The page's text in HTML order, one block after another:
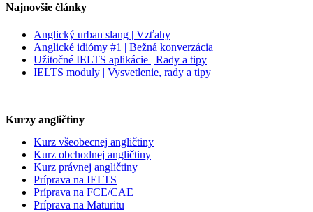
Najnovšie články
Anglický urban slang | Vzťahy
Anglické idiómy #1 | Bežná konverzácia
Užitočné IELTS aplikácie | Rady a tipy
IELTS moduly | Vysvetlenie, rady a tipy
Kurzy angličtiny
Kurz všeobecnej angličtiny
Kurz obchodnej angličtiny
Kurz právnej angličtiny
Príprava na IELTS
Príprava na FCE/CAE
Príprava na Maturitu